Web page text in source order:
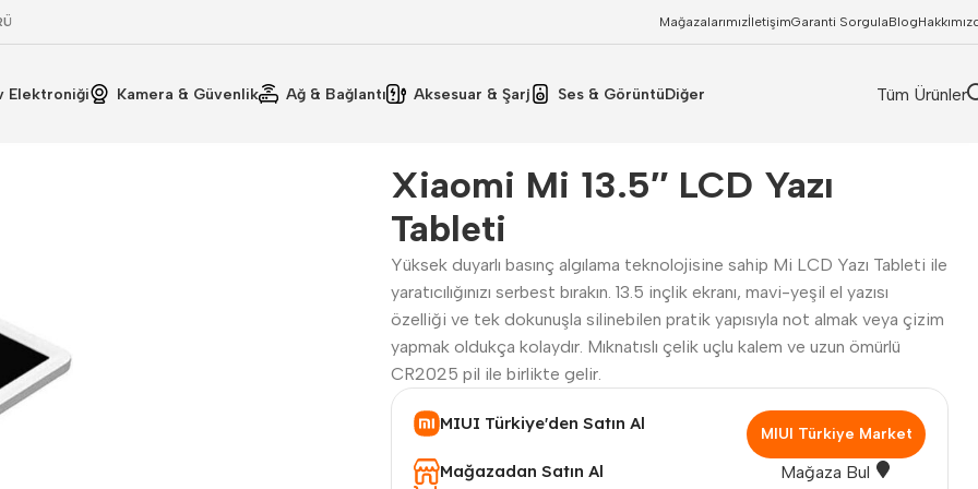
MağazalarımızİletişimGaranti SorgulaBlog
Elektroniği Kamera & Güvenlik Ağ & Bağlantı Aksesuar & Şarj Ses & GörüntüDiğer Tüm Ürünler
Xiaomi Mi 13.5″ LCD Yazı
Tableti
Yüksek duyarlı basınç algılama teknolojisine sahip Mi LCD Yazı Tableti ile
yaratıcılığınızı serbest bırakın. 13.5 inçlik ekranı, mavi-yeşil el yazısı
özelliği ve tek dokunuşla silinebilen pratik yapısıyla not almak veya çizim
yapmak oldukça kolaydır. Mıknatıslı çelik uçlu kalem ve uzun ömürlü
CR2025 pil ile birlikte gelir.
MIUI Türkiye'den Satın Al
MIUI Türkiye Market
Mağazadan Satın Al
Mağaza Bul